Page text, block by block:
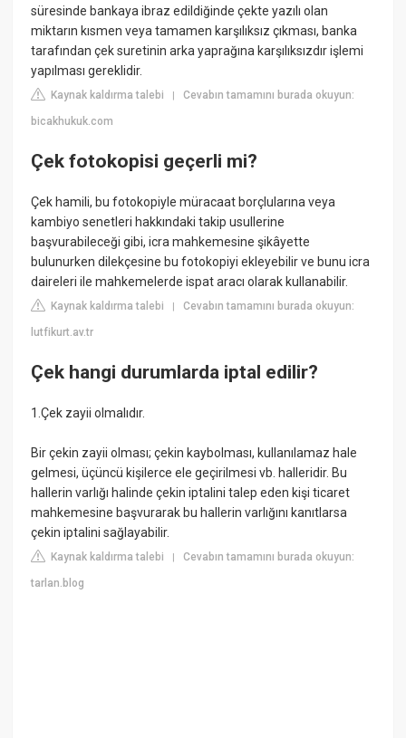
süresinde bankaya ibraz edildiğinde çekte yazılı olan
miktarın kısmen veya tamamen karşılıksız çıkması, banka
tarafından çek suretinin arka yaprağına karşılıksızdır işlemi
yapılması gereklidir.
Kaynak kaldırma talebi |Cevabın tamamını burada okuyun:
bicakhukuk.com
Çek fotokopisi geçerli mi?
Çek hamili, bu fotokopiyle müracaat borçlularına veya
kambiyo senetleri hakkındaki takip usullerine
başvurabileceği gibi, icra mahkemesine şikâyette
bulunurken dilekçesine bu fotokopiyi ekleyebilir ve bunu icra
daireleri ile mahkemelerde ispat aracı olarak kullanabilir.
Kaynak kaldırma talebi |Cevabın tamamını burada okuyun:
lutfikurt.av.tr
Çek hangi durumlarda iptal edilir?
1.Çek zayii olmalıdır.
Bir çekin zayii olması; çekin kaybolması, kullanılamaz hale
gelmesi, üçüncü kişilerce ele geçirilmesi vb. halleridir. Bu
hallerin varlığı halinde çekin iptalini talep eden kişi ticaret
mahkemesine başvurarak bu hallerin varlığını kanıtlarsa
çekin iptalini sağlayabilir.
Kaynak kaldırma talebi |Cevabın tamamını burada okuyun:
tarlan.blog